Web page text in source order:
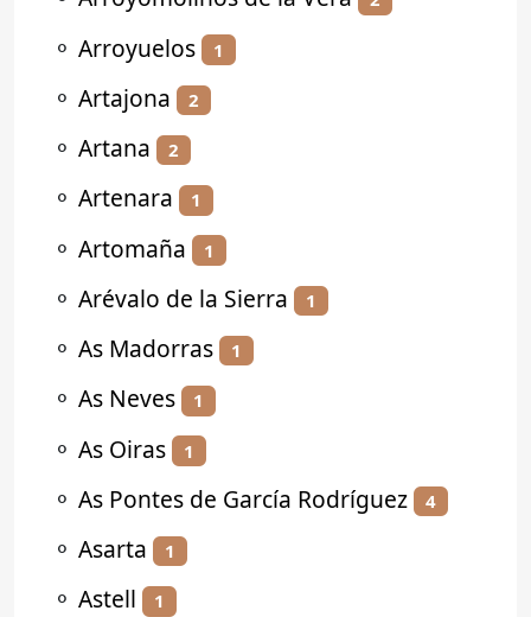
⚬ Arroyuelos 1
⚬ Artajona 2
⚬ Artana 2
⚬ Artenara 1
⚬ Artomaña 1
⚬ Arévalo de la Sierra 1
⚬ As Madorras 1
⚬ As Neves 1
⚬ As Oiras 1
⚬ As Pontes de García Rodríguez 4
⚬ Asarta 1
⚬ Astell 1